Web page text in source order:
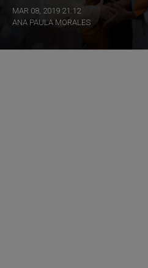
MAR 08, 2019 21:12
ANA PAULA MORALES